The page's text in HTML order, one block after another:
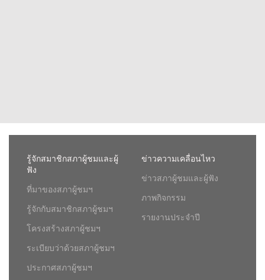
รู้จักสมาชิกสภาผู้ชมและผู้
ฟัง
ที่มาของสภาผู้ชมฯ
รู้จักกับสมาชิกสภาผู้ชมฯ
โครงสร้างสภาผู้ชมฯ
ระเบียบว่าด้วยสภาผู้ชมฯ
ประกาศสภาผู้ชมฯ
ข่าวความเคลื่อนไหว
ข่าวสภาผู้ชมและผู้ฟัง
ภาพกิจกรรม
รายงานประจำปี